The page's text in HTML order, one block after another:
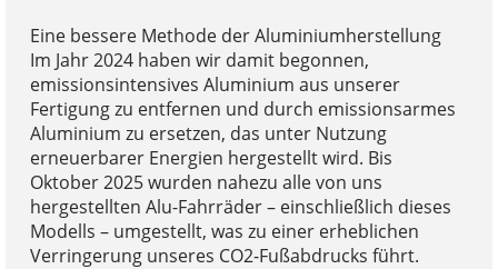
Eine bessere Methode der Aluminiumherstellung
Im Jahr 2024 haben wir damit begonnen,
emissionsintensives Aluminium aus unserer
Fertigung zu entfernen und durch emissionsarmes
Aluminium zu ersetzen, das unter Nutzung
erneuerbarer Energien hergestellt wird. Bis
Oktober 2025 wurden nahezu alle von uns
hergestellten Alu-Fahrräder – einschließlich dieses
Modells – umgestellt, was zu einer erheblichen
Verringerung unseres CO2-Fußabdrucks führt.